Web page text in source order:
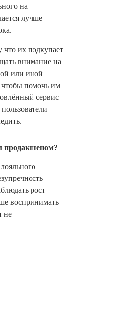
на
лучше
что их подкупает
внимание на
или иной
чтобы помочь им
сервис
–
продакшеном?
рост
воспринимать
не